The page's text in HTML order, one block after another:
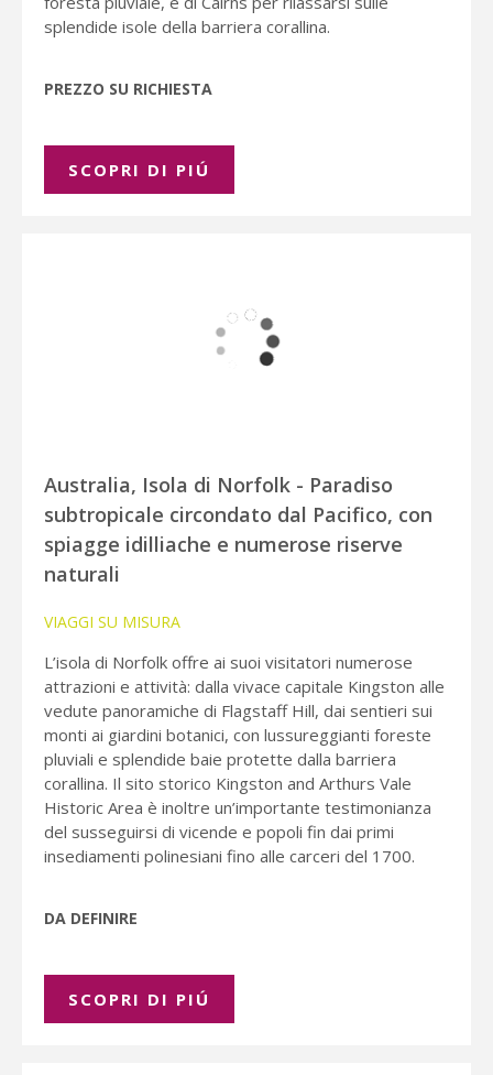
splendide isole della barriera corallina.
PREZZO SU RICHIESTA
SCOPRI DI PIÚ
Australia, Isola di Norfolk - Paradiso
subtropicale circondato dal Pacifico, con
spiagge idilliache e numerose riserve
naturali
VIAGGI SU MISURA
L’isola di Norfolk offre ai suoi visitatori numerose
attrazioni e attività: dalla vivace capitale Kingston alle
vedute panoramiche di Flagstaff Hill, dai sentieri sui
monti ai giardini botanici, con lussureggianti foreste
pluviali e splendide baie protette dalla barriera
corallina. Il sito storico Kingston and Arthurs Vale
Historic Area è inoltre un’importante testimonianza
del susseguirsi di vicende e popoli fin dai primi
insediamenti polinesiani fino alle carceri del 1700.
DA DEFINIRE
SCOPRI DI PIÚ